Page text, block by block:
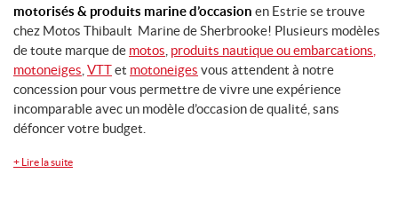
Prix
Modèle
CHERCHER
Inventaire
CHERCHER
motorisés & produits marine d’occasion en Estrie se trouve
chez Motos Thibault Marine de Sherbrooke! Plusieurs modèles
de toute marque de motos produits nautique ou embarcations
motoneiges VTTet motoneiges vous attendent à notre
concession pour vous permettre de vivre une expérience
incomparable avec un modèle d’occasion de qualité, sans
défoncer votre budget.
+ Lire la suite